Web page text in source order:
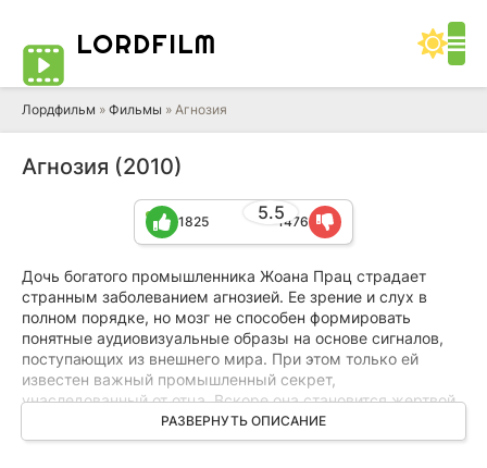
LORDFILM
Лордфильм » Фильмы » Агнозия
Агнозия (2010)
5.5
1825 1476
Дочь богатого промышленника Жоана Прац страдает
странным заболеванием агнозией. Ее зрение и слух в
полном порядке, но мозг не способен формировать
понятные аудиовизуальные образы на основе сигналов,
поступающих из внешнего мира. При этом только ей
известен важный промышленный секрет,
унаследованный от отца. Вскоре она становится жертвой
тщательно продуманного заговора, цель которого –
вырвать у Жоаны тайну, воспользовавшись ее недугом. К
РАЗВЕРНУТЬ ОПИСАНИЕ